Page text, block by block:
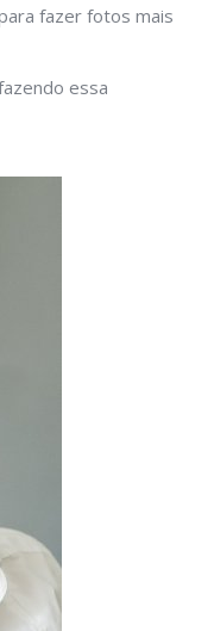
fazer fotos mais
essa